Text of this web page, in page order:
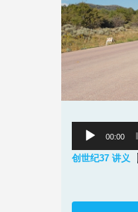
Audio
Player
00:00
创世纪37 讲义